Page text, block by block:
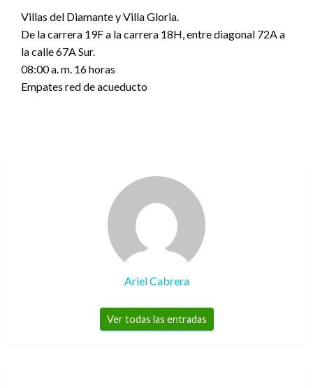
Villas del Diamante y Villa Gloria.
De la carrera 19F a la carrera 18H, entre diagonal 72A a
la calle 67A Sur.
08:00 a. m. 16 horas
Empates red de acueducto
Ariel Cabrera
Ver todas las entradas